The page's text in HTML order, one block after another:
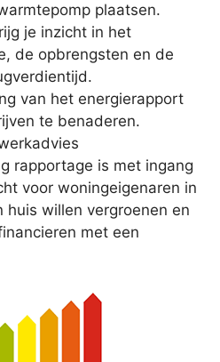
plaatsen.
je inzicht in het
de opbrengsten en de
van het energierapport
te benaderen.
rapportage is met ingang
voor woningeigenaren in
huis willen vergroenen en
met een